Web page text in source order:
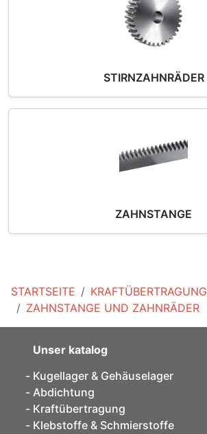
STARTSEITE
KRAFTÜBERTRAGUNG
ZAHNSTANGE UND ZAHNRÄDER
STIRNZAHNRÄDER
ZAHNSTANGE
Unser katalog
Kugellager & Gehäuselager
Abdichtung
Kraftübertragung
Klebstoffe & Schmierstoffe